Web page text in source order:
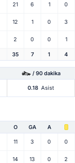
21 6 1 0
12 1 0 3
2 0 0 1
35 7 1 4
/ 90 dakika
0.18 Asist
O GA A
11 3 0 0
14 13 0 2